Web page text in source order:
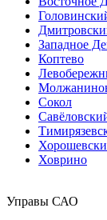
Западное
Коптево
Сокол
Ховрино
Управы САО